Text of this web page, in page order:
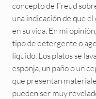
concepto de Freud
una indicación de que
en su vida. En mi
tipo de detergente o
líquido. Los platos se
esponja, un paño o un
que presentan
pueden ser muy